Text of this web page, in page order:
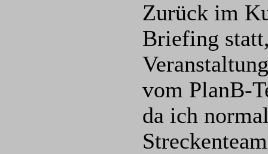
Zurück im
Briefing
vom PlanB-
da ich